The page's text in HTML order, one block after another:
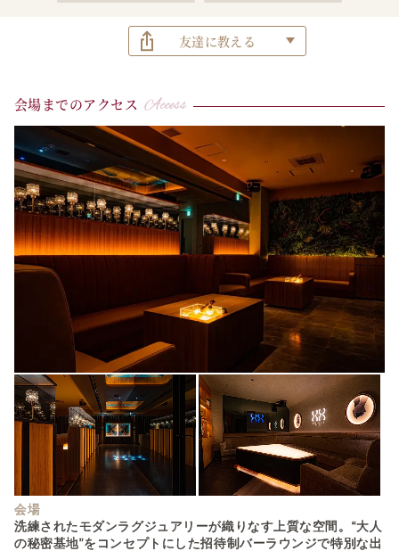
友達に教える
会場までのアクセス
会場
洗練されたモダンラグジュアリーが織りなす上質な空間。“大人
の秘密基地”をコンセプトにした招待制バーラウンジで特別な出